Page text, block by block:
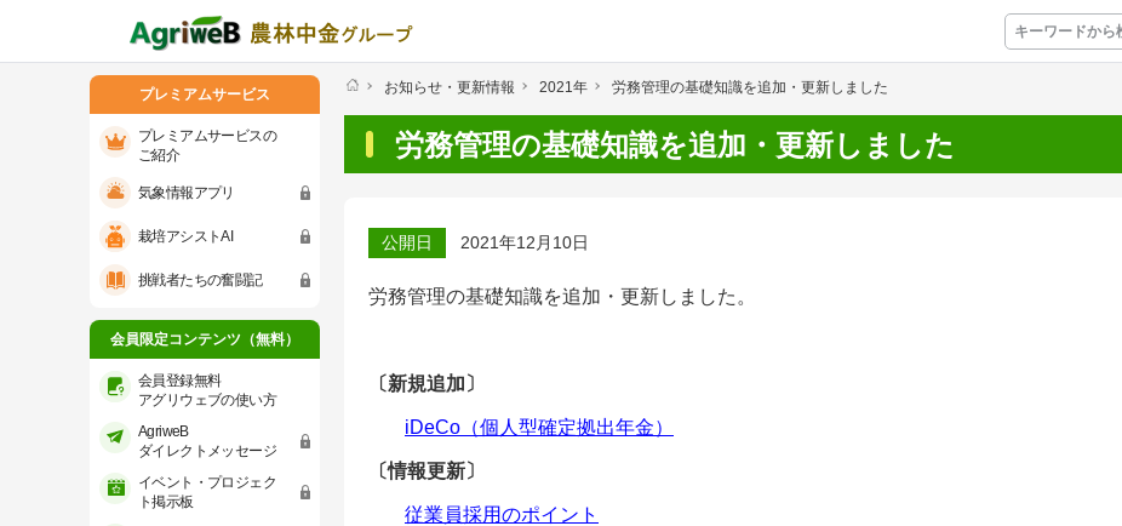
プレミアムサービス
プレミアムサービスのご紹介
会員限定コンテンツ（無料）
会員登録無料 アグリウェブの使い方
AgriweBダイレクトメッセージ
イベント・プロジェクト掲示板
経営アシストチャット
基礎知識
お知らせ・更新情報 2021年 労務管理の基礎知識を追加・更新しました
労務管理の基礎知識を追加・更新しました
公開日 2021年12月10日
労務管理の基礎知識を追加・更新しました。
〔新規追加〕
iDeCo（個人型確定拠出年金）
〔情報更新〕
従業員採用のポイント
プレミアムサービス
プレミアムサービスの
ご紹介
気象情報アプリ
栽培アシストAI
挑戦者たちの奮闘記
会員限定コンテンツ（無料）
会員登録無料
アグリウェブの使い方
AgriweB
ダイレクトメッセージ
イベント・プロジェク
ト掲示板